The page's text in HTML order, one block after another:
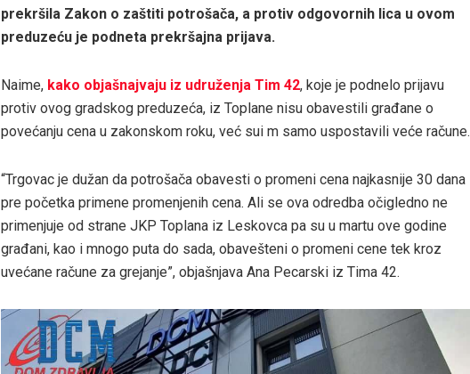
prekršila Zakon o zaštiti potrošača, a protiv odgovornih lica u ovom
preduzeću je podneta prekršajna prijava.
Naime, kako objašnajvaju iz udruženja Tim 42, koje je podnelo prijavu
protiv ovog gradskog preduzeća, iz Toplane nisu obavestili građane o
povećanju cena u zakonskom roku, već sui m samo uspostavili veće račune.
“Trgovac je dužan da potrošača obavesti o promeni cena najkasnije 30 dana
pre početka primene promenjenih cena. Ali se ova odredba očigledno ne
primenjuje od strane JKP Toplana iz Leskovca pa su u martu ove godine
građani, kao i mnogo puta do sada, obavešteni o promeni cene tek kroz
uvećane račune za grejanje”, objašnjava Ana Pecarski iz Tima 42.